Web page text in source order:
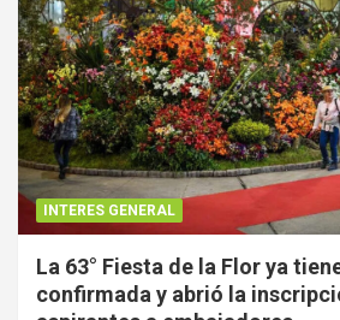
INTERES GENERAL
La 63° Fiesta de la Flor ya
confirmada y abrió la